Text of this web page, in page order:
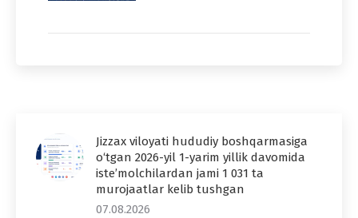
Jizzax viloyati hududiy boshqarmasiga
o‘tgan 2026-yil 1-yarim yillik davomida
iste’molchilardan jami 1 031 ta
murojaatlar kelib tushgan
07.08.2026